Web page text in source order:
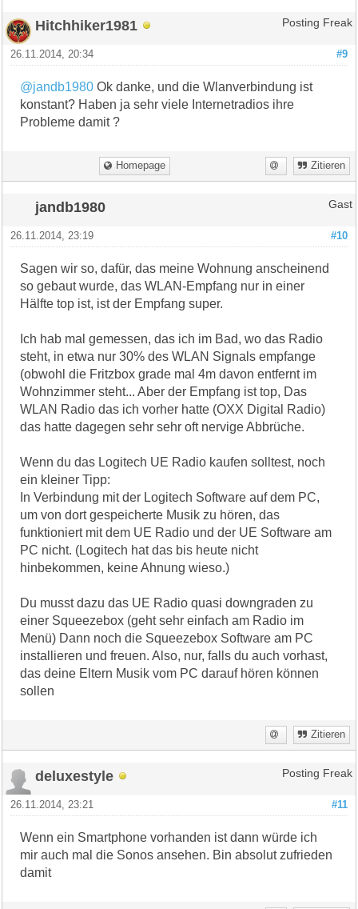
Hitchhiker1981 Posting Freak
#9
26.11.2014, 20:34
@jandb1980 Ok danke, und die Wlanverbindung ist
konstant? Haben ja sehr viele Internetradios ihre
Probleme damit ?
Homepage Zitieren
jandb1980 Gast
#10
26.11.2014, 23:19
Sagen wir so, dafür, das meine Wohnung anscheinend
so gebaut wurde, das WLAN-Empfang nur in einer
Hälfte top ist, ist der Empfang super.
Ich hab mal gemessen, das ich im Bad, wo das Radio
steht, in etwa nur 30% des WLAN Signals empfange
(obwohl die Fritzbox grade mal 4m davon entfernt im
Wohnzimmer steht... Aber der Empfang ist top, Das
WLAN Radio das ich vorher hatte (OXX Digital Radio)
das hatte dagegen sehr sehr oft nervige Abbrüche.
Wenn du das Logitech UE Radio kaufen solltest, noch
ein kleiner Tipp:
In Verbindung mit der Logitech Software auf dem PC,
um von dort gespeicherte Musik zu hören, das
funktioniert mit dem UE Radio und der UE Software am
PC nicht. (Logitech hat das bis heute nicht
hinbekommen, keine Ahnung wieso.)
Du musst dazu das UE Radio quasi downgraden zu
einer Squeezebox (geht sehr einfach am Radio im
Menü) Dann noch die Squeezebox Software am PC
installieren und freuen. Also, nur, falls du auch vorhast,
das deine Eltern Musik vom PC darauf hören können
sollen
Zitieren
deluxestyle Posting Freak
#11
26.11.2014, 23:21
Wenn ein Smartphone vorhanden ist dann würde ich
mir auch mal die Sonos ansehen. Bin absolut zufrieden
damit